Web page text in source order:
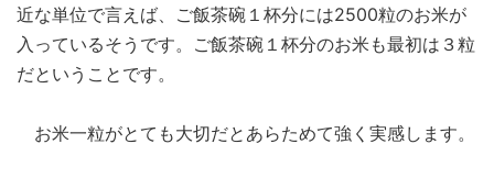
近な単位で言えば、ご飯茶碗１杯分には2500粒のお米が
入っているそうです。ご飯茶碗１杯分のお米も最初は３粒
だということです。
お米一粒がとても大切だとあらためて強く実感します。